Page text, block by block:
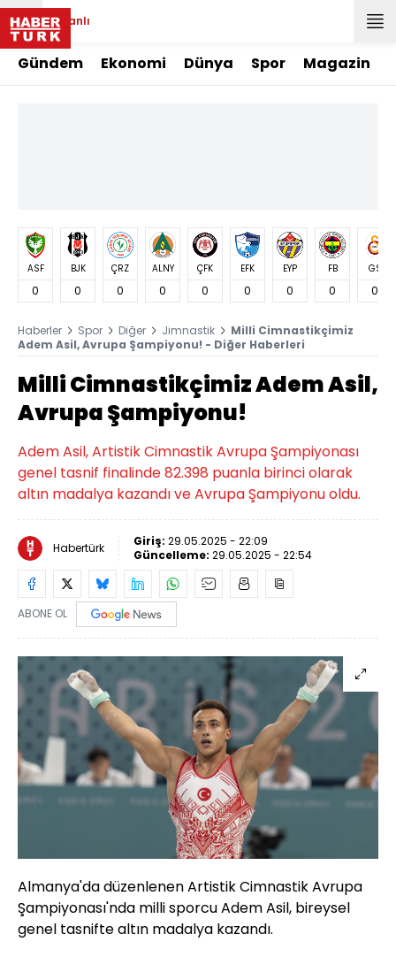
Canlı
Gündem Ekonomi Dünya Spor Magazin
ASF
0
BJK
0
ÇRZ
0
ALNY
0
ÇFK
0
EFK
0
EYP
0
FB
0
GS
0
Haberler Spor Diğer Jimnastik
Milli Cimnastikçimiz
Adem Asil, Avrupa Şampiyonu! - Diğer Haberleri
Milli Cimnastikçimiz Adem Asil,
Avrupa Şampiyonu!
Adem Asil, Artistik Cimnastik Avrupa Şampiyonası
genel tasnif finalinde 82.398 puanla birinci olarak
altın madalya kazandı ve Avrupa Şampiyonu oldu.
Habertürk Giriş: 29.05.2025 - 22:09
Güncelleme: 29.05.2025 - 22:54
ABONE OL
Almanya'da düzenlenen Artistik Cimnastik Avrupa
Şampiyonası'nda milli sporcu Adem Asil, bireysel
genel tasnifte altın madalya kazandı.